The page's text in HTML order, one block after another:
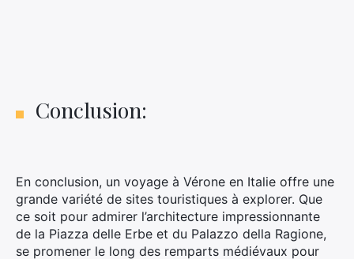
Conclusion:
En conclusion, un voyage à Vérone en Italie offre une
grande variété de sites touristiques à explorer. Que
ce soit pour admirer l’architecture impressionnante
de la Piazza delle Erbe et du Palazzo della Ragione,
se promener le long des remparts médiévaux pour